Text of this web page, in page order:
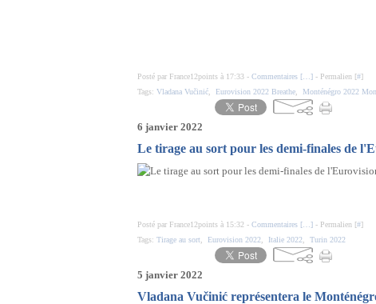
Posté par France12points à 17:33 - Commentaires [ ] - Permalien [#]
Tags: Vladana Vučinić Eurovision 2022 Breathe Monténégro 2022
6 janvier 2022
Le tirage au sort pour les demi-finales de
Posté par France12points à 15:32 - Commentaires [ ] - Permalien [#]
Tags: Tirage au sort Eurovision 2022 Italie 2022 Turin 2022
5 janvier 2022
Vladana Vučinić représentera le